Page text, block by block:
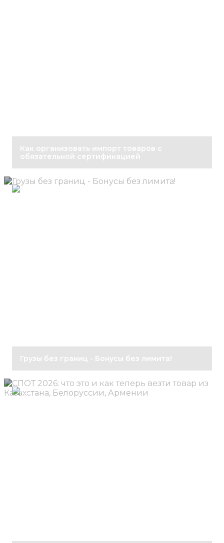
Как организовать импорт товаров с
обязательной сертификацией
Грузы без границ - Бонусы без лимита!